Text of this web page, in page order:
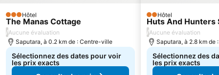
3 Étoiles
Hôtel
The Manas Cottage
/Aucune évaluation
Saputara, à 0.2 km de : Centre-ville
Sélectionnez des dates pour voir
les prix exacts
2 Étoiles
Hôtel
Huts And Hunters
/Aucune évaluation
Saputara, à 2.8 km de
Sélectionnez des
les prix exacts